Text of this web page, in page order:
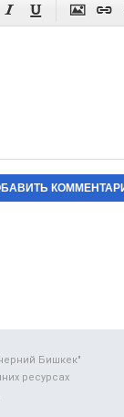
   
Бишкек"
ресурсах